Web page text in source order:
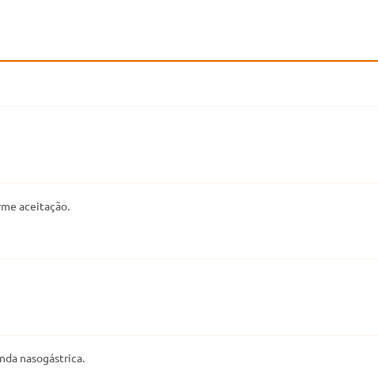
aceitação.
nasogástrica.